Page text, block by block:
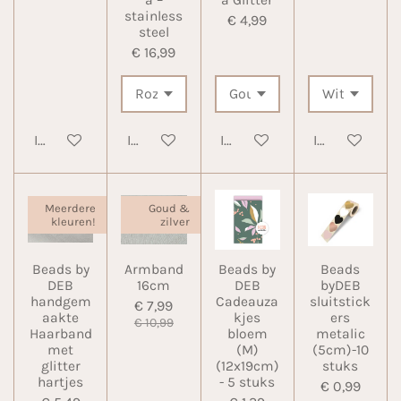
In winkelwagen
stainless
steel
€ 16,99
In winkelwagen
€ 4,99
In winkelwagen
In
Meerdere
kleuren!
Beads by
DEB
handgem
aakte
Haarband
met
glitter
hartjes
Goud &
zilver
Armband
16cm
€ 7,99
€ 10,99
Beads by
DEB
Cadeauza
kjes
bloem
(M)
(12x19cm)
- 5 stuks
Beads
byDEB
sluitstick
ers
metalic
(5cm)-10
stuks
€ 0,99